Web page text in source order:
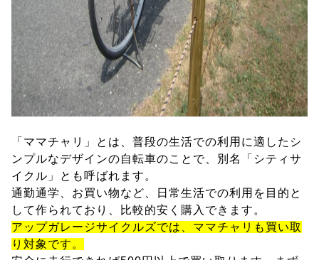
「ママチャリ」とは、普段の生活での利用に適したシ
ンプルなデザインの自転車のことで、別名「シティサ
イクル」とも呼ばれます。
通勤通学、お買い物など、日常生活での利用を目的と
して作られており、比較的安く購入できます。
アップガレージサイクルズでは、ママチャリも買い取
り対象です。